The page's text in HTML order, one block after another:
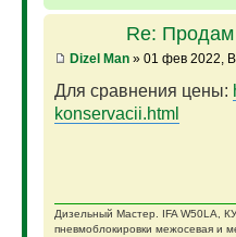
Re:
Dizel Man» 01 фев 2022,
Для сравнения цены:
konservacii.html
Дизельный Мастер. IFA W50LA,
пневмоблокировки межосевая и